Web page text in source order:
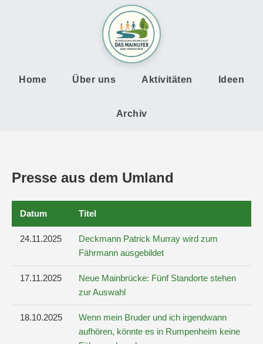
Home Über uns Aktivitäten Ideen
Archiv
Presse aus dem Umland
Datum Titel
24.11.2025
Deckmann Patrick Murray wird zum
Fährmann ausgebildet
17.11.2025
Neue Mainbrücke: Fünf Standorte stehen
zur Auswahl
18.10.2025
Wenn mein Bruder und ich irgendwann
aufhören, könnte es in Rumpenheim keine